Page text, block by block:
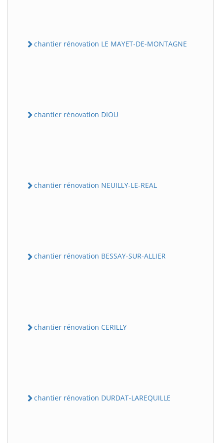
chantier rénovation LE MAYET-DE-MONTAGNE
chantier rénovation DIOU
chantier rénovation NEUILLY-LE-REAL
chantier rénovation BESSAY-SUR-ALLIER
chantier rénovation CERILLY
chantier rénovation DURDAT-LAREQUILLE